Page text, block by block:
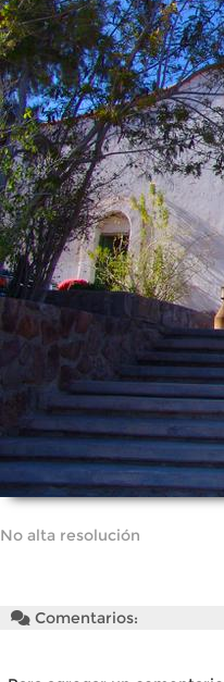
No alta resolución
Comentarios: